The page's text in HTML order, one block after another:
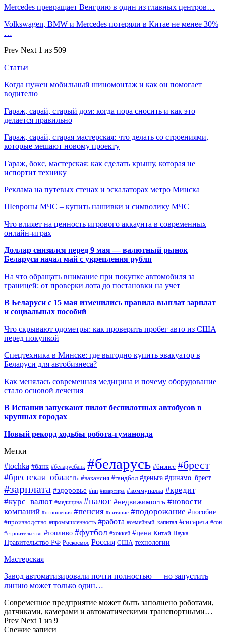
Mercedes превращает Венгрию в один из главных центров…
Volkswagen, BMW и Mercedes потеряли в Китае не менее 30%
…
Prev Next 1 из 509
Статьи
Когда нужен мобильный шиномонтаж и как он помогает
водителю
Гараж, сарай, старый дом: когда пора сносить и как это
делается правильно
Гараж, сарай, старая мастерская: что делать со строениями,
которые мешают новому проекту
Гараж, бокс, мастерская: как сделать крышу, которая не
испортит технику
Реклама на путевых стенах и эскалаторах метро Минска
Шевроны МЧС – купить нашивки и символику МЧС
Что влияет на ценность игрового аккаунта в современных
онлайн-играх
Доллар снизился перед 9 мая — валютный рынок
Беларуси начал май с укрепления рубля
На что обращать внимание при покупке автомобиля за
границей: от проверки лота до постановки на учет
В Беларуси с 15 мая изменились правила выплат зарплат
и социальных пособий
Что скрывают одометры: как проверить пробег авто из США
перед покупкой
Спецтехника в Минске: где выгодно купить эвакуатор в
Беларуси для автобизнеса?
Как менялась современная медицина и почему оборудование
стало основой лечения
В Испании запускают пилот беспилотных автобусов в
крупных городах
Новый рекорд ходьбы робота-гуманоида
Метки
#tochka #банк #беларусбанк #беларусь #бизнес #брест
#брестская_область #вакансия #гандбол #деньга #динамо_брест
#зарплата #здоровье #ип #квартира #коммуналка #кредит
#курс_валют #медицина #налог #недвижимость #новости
компаний #отношения #пенсия #питание #подорожание #пособие
#производство #промышленность #работа #семейный_капитал #сигарета #сон
#строительство #топливо #футбол #хоккей #цена Китай Наука
Правительство РФ Роскосмос Россия США технологии
Мастерская
Завод автоматизировали почти полностью — но запустить
линию может только один…
Современное предприятие может быть заполнено роботами,
датчиками, камерами и автоматическими транспортными…
Prev Next 1 из 9
Свежие записи